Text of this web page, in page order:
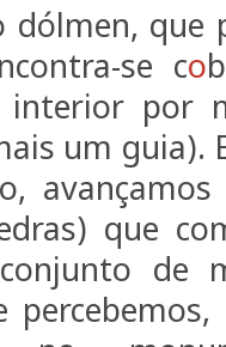
dólmen,
se co
por
um guia).
que
de